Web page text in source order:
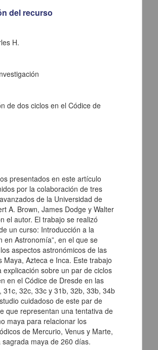
Maytorena a Francisco I. Madero en la que
por prescripción médica
Baca a Francisco I. Madero
del recurso
H.
de dos ciclos en el Códice de
presentados en este artículo
por la colaboración de tres
de la Universidad de
A. Brown, James Dodge y Walter
el autor. El trabajo se realizó
un curso: Introducción a la
en Astronomía”, en el que se
aspectos astronómicos de las
Maya, Azteca e Inca. Este trabajo
explicación sobre un par de ciclos
en el Códice de Dresde en las
31c, 32c, 33c y 31b, 32b, 33b, 34b
cuidadoso de este par de
que representan una tentativa de
maya para relacionar los
de Mercurio, Venus y Marte,
sagrada maya de 260 días.